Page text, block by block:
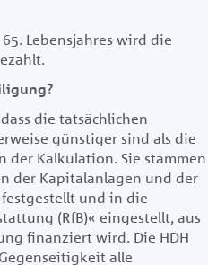
Lebensjahres wird die
.
die tatsächlichen
günstiger sind als die
Kalkulation. Sie stammen
der Kapitalanlagen und der
und in die
(RfB)« eingestellt, aus
finanziert wird. Die HDH
alle